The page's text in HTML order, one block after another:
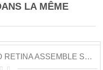
LA MÊME
VITRE TACTILE + ECRAN LCD RETINA ASSEMBLE SUR...